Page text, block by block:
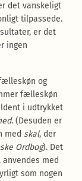
det vanskeligt
tilpassede.
er det
ingen
og
fælleskøn
i udtrykket
. (Desuden er
med skal, der
Ordbog). Det
med
som nogen